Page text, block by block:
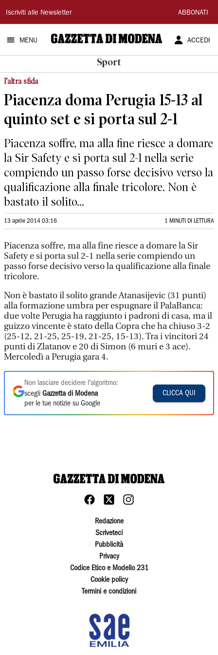
Gazzetta
di
Modena
Iscriviti alle Newsletter ABBONATI
MENU ACCEDI
Sport
l’altra sfida
Piacenza doma Perugia 15-13 al
quinto set e si porta sul 2-1
Piacenza soffre, ma alla fine riesce a domare
la Sir Safety e si porta sul 2-1 nella serie
compiendo un passo forse decisivo verso la
qualificazione alla finale tricolore. Non è
bastato il solito...
13 aprile 2014 03:16 1 MINUTI DI LETTURA
Piacenza soffre, ma alla fine riesce a domare la Sir
Safety e si porta sul 2-1 nella serie compiendo un
passo forse decisivo verso la qualificazione alla finale
tricolore.
Non è bastato il solito grande Atanasijevic (31 punti)
alla formazione umbra per espugnare il PalaBanca:
due volte Perugia ha raggiunto i padroni di casa, ma il
guizzo vincente è stato della Copra che ha chiuso 3-2
(25-12, 21-25, 25-19, 21-25, 15-13). Tra i vincitori 24
punti di Zlatanov e 20 di Simon (6 muri e 3 ace).
Mercoledì a Perugia gara 4.
Non lasciare decidere l'algoritmo:
scegli Gazzetta di Modena
per le tue notizie su Google
CLICCA QUI
Redazione
Scriveteci
Pubblicità
Privacy
Codice Etico e Modello 231
Cookie policy
Termini e condizioni